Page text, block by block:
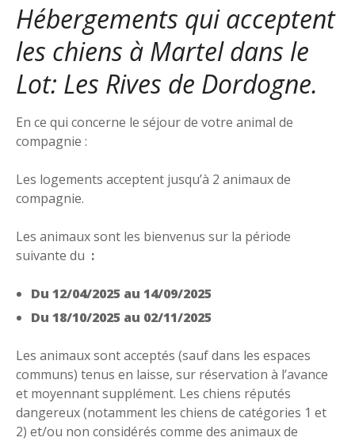
Hébergements qui acceptent
les chiens à Martel dans le
Lot: Les Rives de Dordogne.
En ce qui concerne le séjour de votre animal de
compagnie :
Les logements acceptent jusqu’à 2 animaux de
compagnie.
Les animaux sont les bienvenus sur la période
suivante du :
Du 12/04/2025 au 14/09/2025
Du 18/10/2025 au 02/11/2025
Les animaux sont acceptés (sauf dans les espaces
communs) tenus en laisse, sur réservation à l’avance
et moyennant supplément. Les chiens réputés
dangereux (notamment les chiens de catégories 1 et
2) et/ou non considérés comme des animaux de